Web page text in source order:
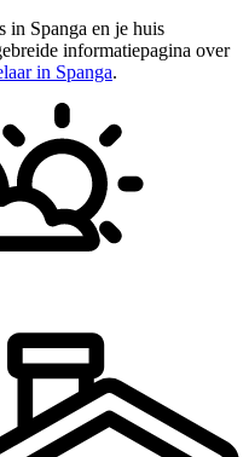
in Spanga en je huis
informatiepagina over
in Spanga.